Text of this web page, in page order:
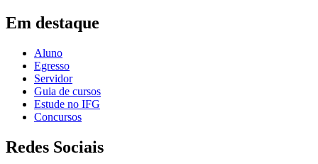
Em destaque
Aluno
Egresso
Servidor
Guia de cursos
Estude no IFG
Concursos
Redes Sociais